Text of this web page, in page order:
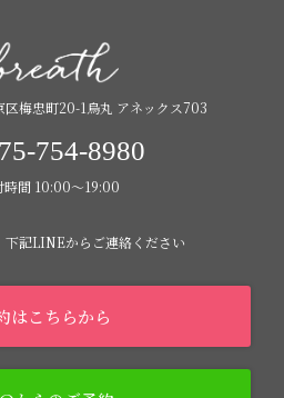
区梅忠町20-1烏丸 アネックス703
754-8980
時間 10:00〜19:00
下記LINEからご連絡ください
はこちらから